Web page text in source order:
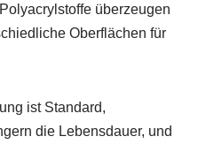
überzeugen
Oberflächen für
ist Standard,
die Lebensdauer, und